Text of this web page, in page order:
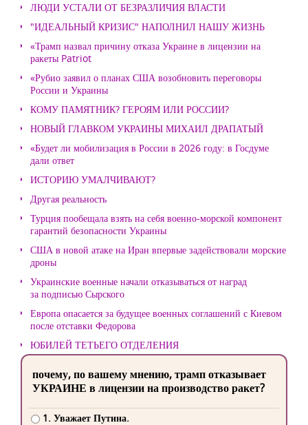
ЛЮДИ УСТАЛИ ОТ БЕЗРАЗЛИЧИЯ ВЛАСТИ
"ИДЕАЛЬНЫЙ КРИЗИС" НАПОЛНИЛ НАШУ ЖИЗНЬ
«Трамп назвал причину отказа Украине в лицензии на
ракеты Patriot
«Рубио заявил о планах США возобновить переговоры
России и Украины
КОМУ ПАМЯТНИК? ГЕРОЯМ ИЛИ РОССИИ?
НОВЫЙ ГЛАВКОМ УКРАИНЫ МИХАИЛ ДРАПАТЫЙ
«Будет ли мобилизация в России в 2026 году: в Госдуме
дали ответ
ИСТОРИЮ УМАЛЧИВАЮТ?
Другая реальность
Турция пообещала взять на себя военно-морской компонент
гарантий безопасности Украины
США в новой атаке на Иран впервые задействовали морские
дроны
Украинские военные начали отказываться от наград
за подписью Сырского
Европа опасается за будущее военных соглашений с Киевом
после отставки Федорова
ЮБИЛЕЙ ТЕТЬЕГО ОТДЕЛЕНИЯ
почему, по вашему мнению, трамп отказывает
УКРАИНЕ в лицензии на производство ракет?
1. Уважает Путина.